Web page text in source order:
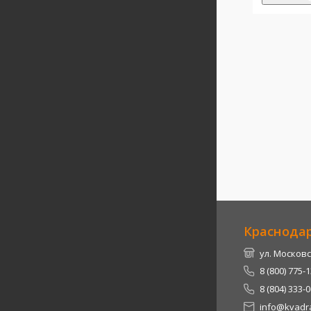
ул.
8 (800) 775-
8 (804) 333-